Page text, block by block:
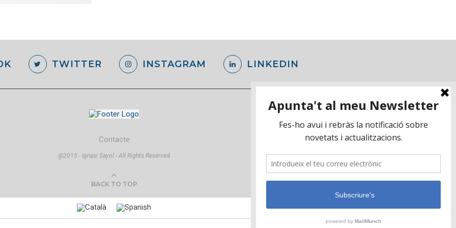
TWITTER INSTAGRAM LINKEDIN
Contacte
@2015 - Ignasi Sayol - All Rights Reserved
BACK TO TOP